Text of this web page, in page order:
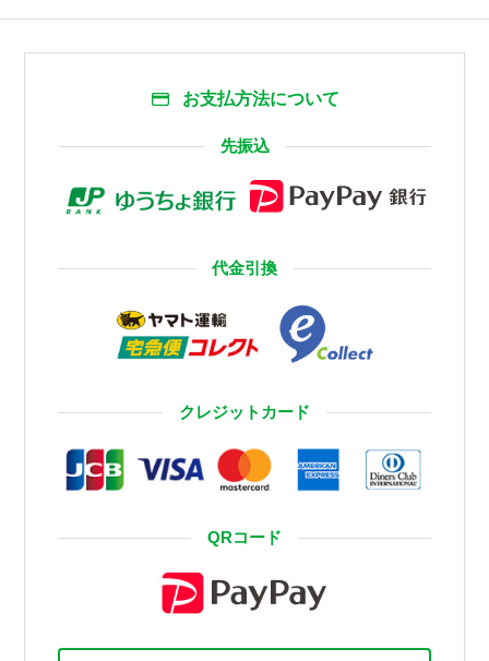
お支払方法について
先振込
代金引換
クレジットカード
QRコード